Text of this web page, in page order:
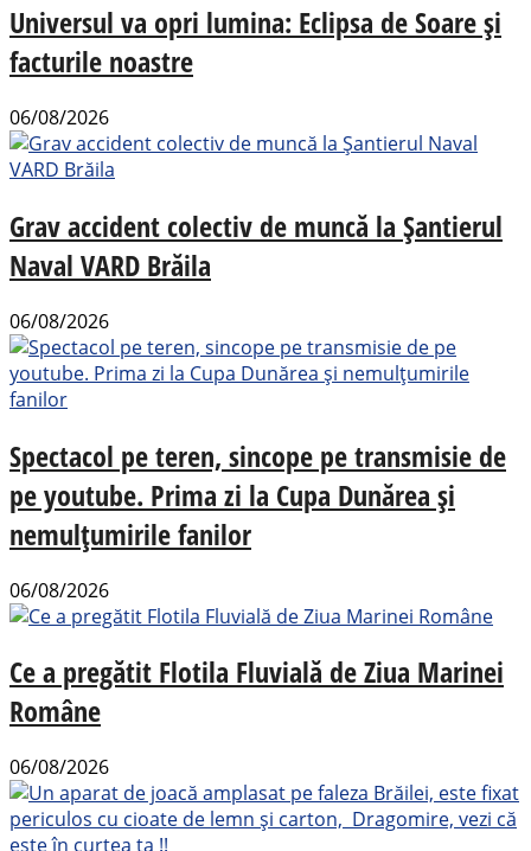
Universul va opri lumina: Eclipsa de Soare și
facturile noastre
06/08/2026
Grav accident colectiv de muncă la Șantierul
Naval VARD Brăila
06/08/2026
Spectacol pe teren, sincope pe transmisie de
pe youtube. Prima zi la Cupa Dunărea și
nemulțumirile fanilor
06/08/2026
Ce a pregătit Flotila Fluvială de Ziua Marinei
Române
06/08/2026